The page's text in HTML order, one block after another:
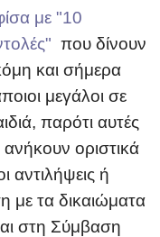
με "10
που δίνουν
και σήμερα
μεγάλοι σε
παρότι αυτές
οριστικά
αντιλήψεις ή
με τα δικαιώματα
στη Σύμβαση